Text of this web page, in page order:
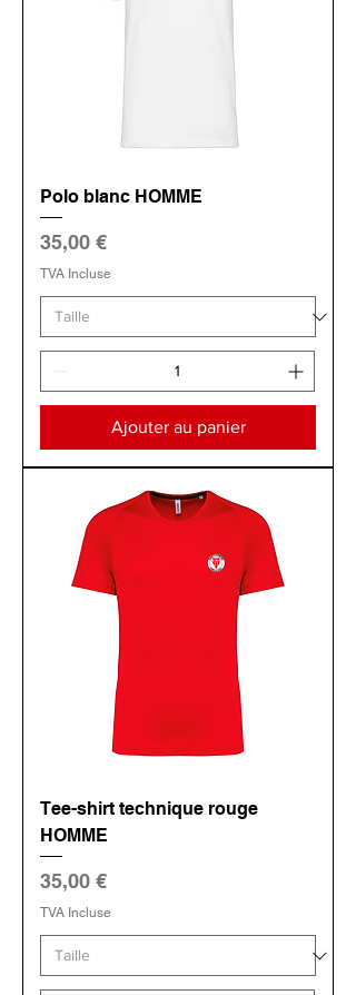
Polo blanc HOMME
Prix
35,00 €
TVA Incluse
Ajouter au panier
Tee-shirt technique rouge
HOMME
Prix
35,00 €
TVA Incluse